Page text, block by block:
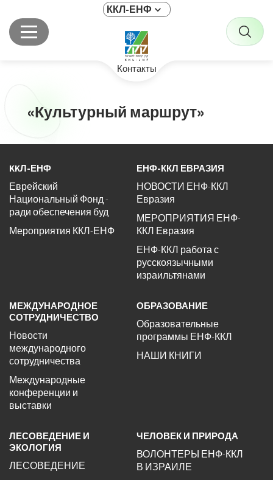
ККЛ-ЕНФ
Контакты
«Культурный маршрут»
KKЛ-ЕНФ
Еврейский
Национальный Фонд -
ради обеспечения буд
Мероприятия ККЛ-ЕНФ
ЕНФ-ККЛ ЕВРАЗИЯ
НОВОСТИ ЕНФ-ККЛ
Евразия
МЕРОПРИЯТИЯ ЕНФ-
ККЛ Евразия
ЕНФ-ККЛ работа с
русскоязычными
израильтянами
МЕЖДУНАРОДНОЕ
СОТРУДНИЧЕСТВО
Новости
международного
сотрудничества
Международные
конференции и
выставки
ОБРАЗОВАНИЕ
Образовательные
программы ЕНФ-ККЛ
НАШИ КНИГИ
ЛЕСОВЕДЕНИЕ И
ЭКОЛОГИЯ
ЛЕСОВЕДЕНИЕ
ЧЕЛОВЕК И ПРИРОДА
ВОЛОНТЕРЫ ЕНФ-ККЛ
В ИЗРАИЛЕ